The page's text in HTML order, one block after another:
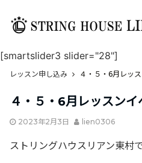
[smartslider3 slider="28"]
レッスン申し込み ４・５・6月レッ
４・５・6月レッスンイ
2023年2月3日 lien0306
ストリングハウスリアン東村